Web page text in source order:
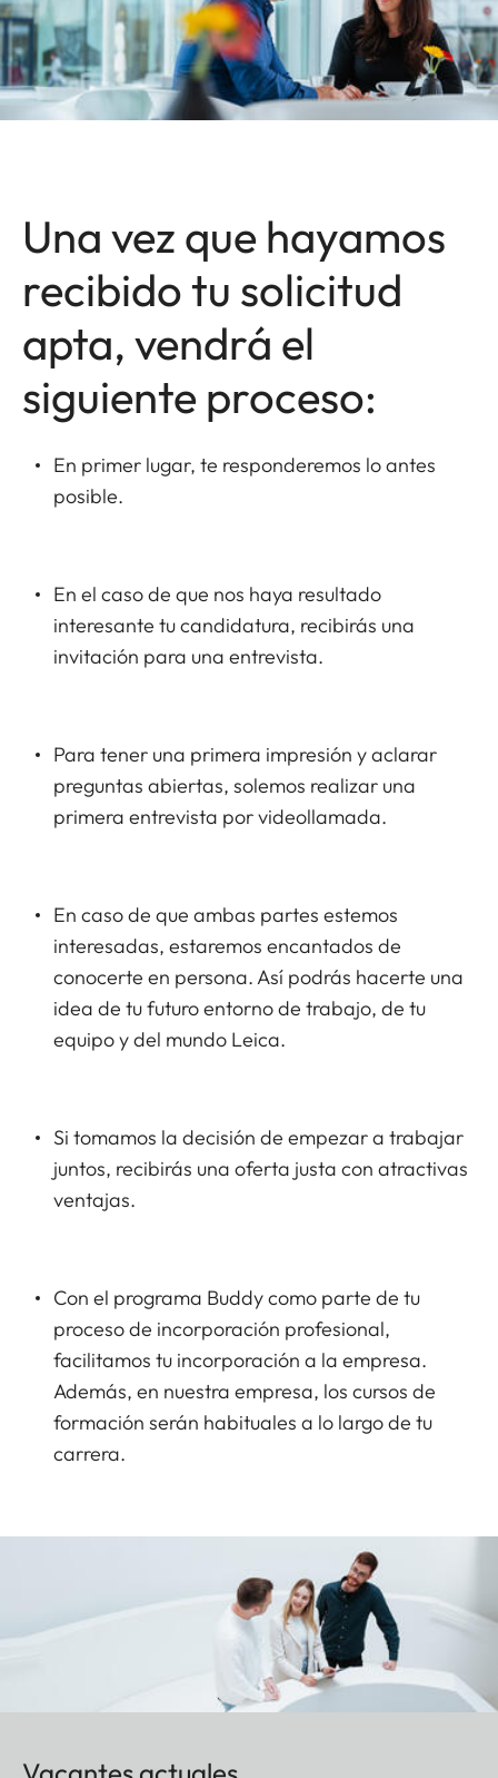
Una vez que hayamos
recibido tu solicitud
apta, vendrá el
siguiente proceso:
En primer lugar, te responderemos lo antes
posible.
En el caso de que nos haya resultado
interesante tu candidatura, recibirás una
invitación para una entrevista.
Para tener una primera impresión y aclarar
preguntas abiertas, solemos realizar una
primera entrevista por videollamada.
En caso de que ambas partes estemos
interesadas, estaremos encantados de
conocerte en persona. Así podrás hacerte una
idea de tu futuro entorno de trabajo, de tu
equipo y del mundo Leica.
Si tomamos la decisión de empezar a trabajar
juntos, recibirás una oferta justa con atractivas
ventajas.
Con el programa Buddy como parte de tu
proceso de incorporación profesional,
facilitamos tu incorporación a la empresa.
Además, en nuestra empresa, los cursos de
formación serán habituales a lo largo de tu
carrera.